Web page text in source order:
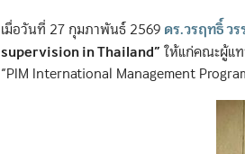
เมื่อวันที่ 27 กุมภาพันธ์ 2569 ดร.วรฤทธิ์ ว
supervision in Thailand” ให้แก่คณะผู้แ
“PIM International Management